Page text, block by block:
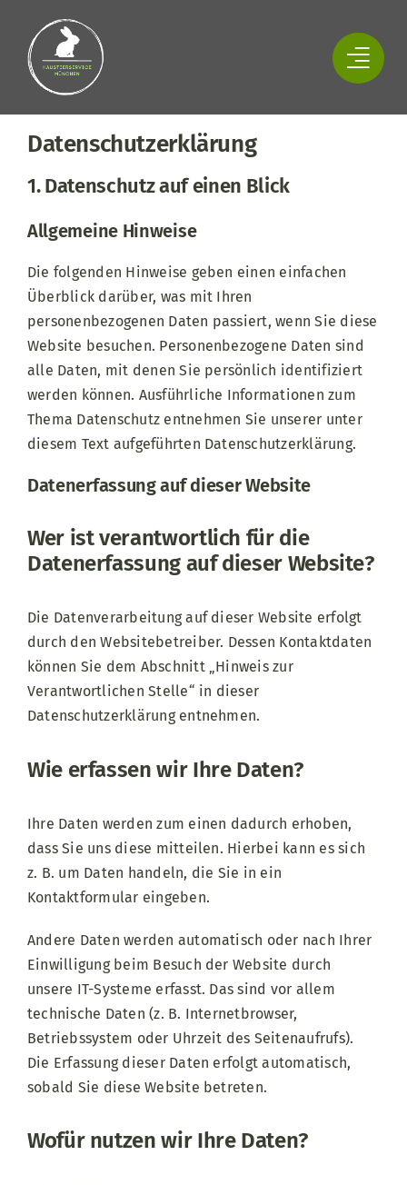
Inhalt
springen
Datenschutz­erklärung
1. Datenschutz auf einen Blick
Allgemeine Hinweise
Die folgenden Hinweise geben einen einfachen
Überblick darüber, was mit Ihren
personenbezogenen Daten passiert, wenn Sie diese
Website besuchen. Personenbezogene Daten sind
alle Daten, mit denen Sie persönlich identifiziert
werden können. Ausführliche Informationen zum
Thema Datenschutz entnehmen Sie unserer unter
diesem Text aufgeführten Datenschutzerklärung.
Datenerfassung auf dieser Website
Wer ist verantwortlich für die
Datenerfassung auf dieser Website?
Die Datenverarbeitung auf dieser Website erfolgt
durch den Websitebetreiber. Dessen Kontaktdaten
können Sie dem Abschnitt „Hinweis zur
Verantwortlichen Stelle“ in dieser
Datenschutzerklärung entnehmen.
Wie erfassen wir Ihre Daten?
Ihre Daten werden zum einen dadurch erhoben,
dass Sie uns diese mitteilen. Hierbei kann es sich
z. B. um Daten handeln, die Sie in ein
Kontaktformular eingeben.
Andere Daten werden automatisch oder nach Ihrer
Einwilligung beim Besuch der Website durch
unsere IT-Systeme erfasst. Das sind vor allem
technische Daten (z. B. Internetbrowser,
Betriebssystem oder Uhrzeit des Seitenaufrufs).
Die Erfassung dieser Daten erfolgt automatisch,
sobald Sie diese Website betreten.
Wofür nutzen wir Ihre Daten?